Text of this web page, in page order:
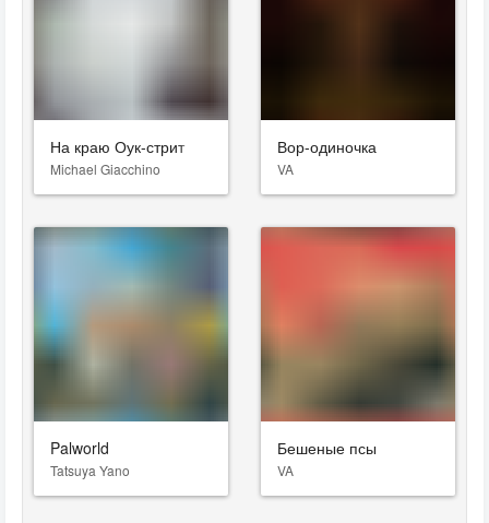
На краю Оук-стрит
Michael Giacchino
Вор-одиночка
VA
Palworld
Tatsuya Yano
Бешеные псы
VA